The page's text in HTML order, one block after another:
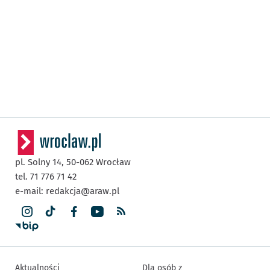
pl. Solny 14, 50-062 Wrocław
tel. 71 776 71 42
e-mail: redakcja@araw.pl
Aktualności Dla osób z